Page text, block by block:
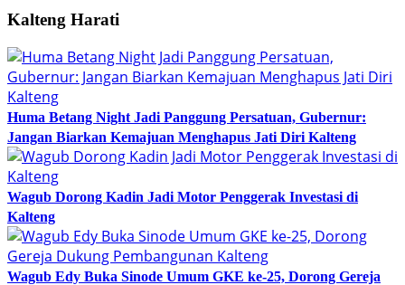
Kalteng Harati
Huma Betang Night Jadi Panggung Persatuan, Gubernur:
Jangan Biarkan Kemajuan Menghapus Jati Diri Kalteng
Wagub Dorong Kadin Jadi Motor Penggerak Investasi di
Kalteng
Wagub Edy Buka Sinode Umum GKE ke-25, Dorong Gereja